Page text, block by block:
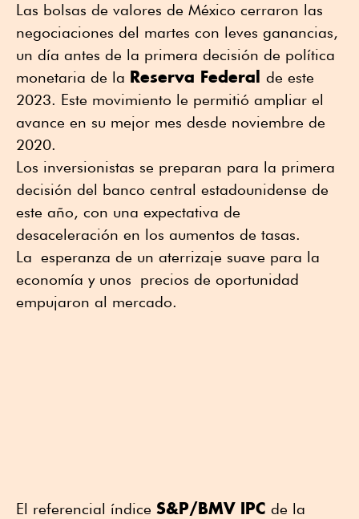
Las bolsas de valores de México cerraron las
negociaciones del martes con leves ganancias,
un día antes de la primera decisión de política
monetaria de la Reserva Federal de este
2023. Este movimiento le permitió ampliar el
avance en su mejor mes desde noviembre de
2020.
Los inversionistas se preparan para la primera
decisión del banco central estadounidense de
este año, con una expectativa de
desaceleración en los aumentos de tasas.
La esperanza de un aterrizaje suave para la
economía y unos precios de oportunidad
empujaron al mercado.
El referencial índice S&P/BMV IPC de la